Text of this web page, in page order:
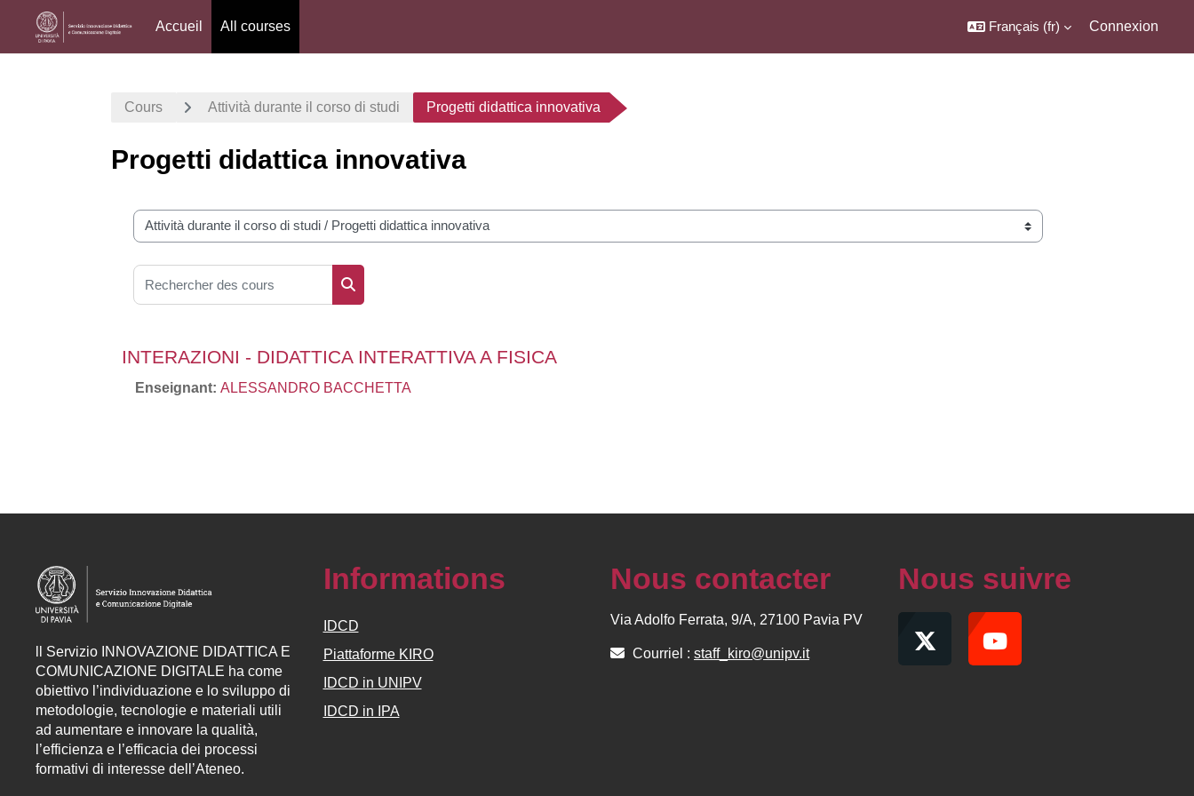
Accueil All courses Français ‎(fr)‎ Connexion
Cours Attività durante il corso di studi Progetti didattica innovativa
Progetti didattica innovativa
Catégories de cours
Rechercher des cours
INTERAZIONI - DIDATTICA INTERATTIVA A FISICA
Enseignant: ALESSANDRO BACCHETTA
Servizio INNOVAZIONE DIDATTICA E
COMUNICAZIONE DIGITALE ha come
obiettivo l’individuazione e lo sviluppo di
metodologie, tecnologie e materiali utili
ad aumentare e innovare la qualità,
l’efficienza e l’efficacia dei processi
formativi di interesse dell’Ateneo.
Informations
IDCD
Piattaforme KIRO
IDCD in UNIPV
IDCD in IPA
Nous contacter
Via Adolfo Ferrata, 9/A, 27100 Pavia PV
Courriel : staff_kiro@unipv.it
Nous suivre